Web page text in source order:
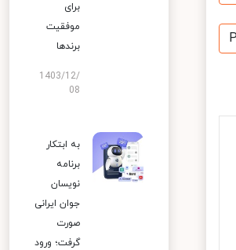
برای
موفقیت
برندها
1403/12/
08
به ابتکار
برنامه
نویسان
جوان ایرانی
صورت
گرفت؛ ورود